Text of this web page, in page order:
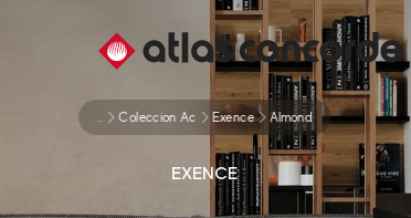
... Coleccion Ac Exence Almond
EXENCE